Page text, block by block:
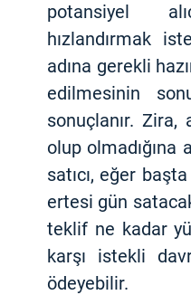
potansiyel
hızlandırmak
adına gerekli
edilmesinin
sonuçlanır. Zira,
olup
satıcı, eğer
ertesi gün
teklif ne kadar
karşı istekli
ödeyebilir.